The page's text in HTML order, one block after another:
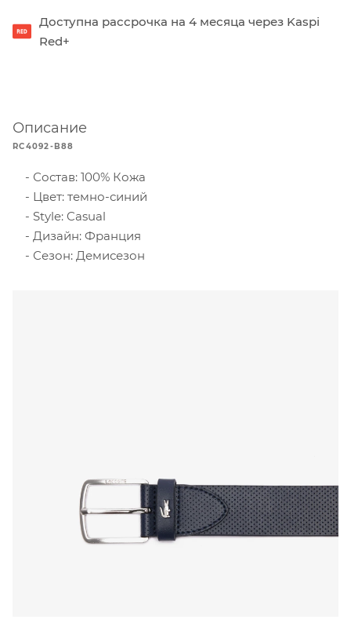
Доступна рассрочка на 4 месяца через Kaspi
Red+
Описание
RC4092-B88
Состав: 100% Кожа
Цвет: темно-синий
Style: Casual
Дизайн: Франция
Сезон: Демисезон